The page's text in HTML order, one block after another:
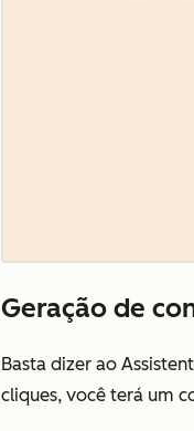
Geração de
Basta dizer ao
cliques, você terá um